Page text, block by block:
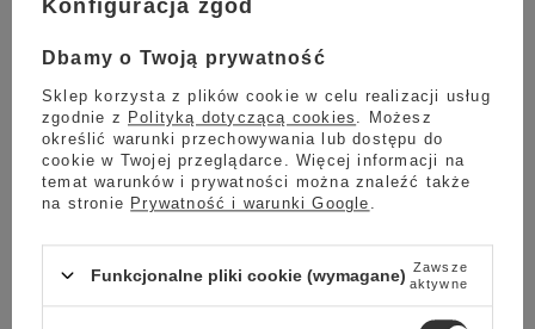
Cukier biały w paluszkach Konesso 1000 x 5 g
Cukier jest bardzo popularnym dodatkiem do gorących
napojów, który nadaje im przyjemny, słodki smak.Cukier biały
w paluszkachidealnie sprawdzi się w kawiarni, barze lub
restauracji, czyli wszędzie tam, gdzie nasi klienci szukają
odrobiny słodyczy. Opakowanie zawiera 1000 saszetek z logo
Konfiguracja zgód
Dbamy o Twoją prywatność
Sklep korzysta z plików cookie w celu realizacji usług
zgodnie z Polityką dotyczącą cookies
. Możesz
określić warunki przechowywania lub dostępu do
cookie w Twojej przeglądarce. Więcej informacji na
temat warunków i prywatności można znaleźć także
na stronie Prywatność i warunki Google
Funkcjonalne pliki cookie (wymagane) Zawsze
aktywne